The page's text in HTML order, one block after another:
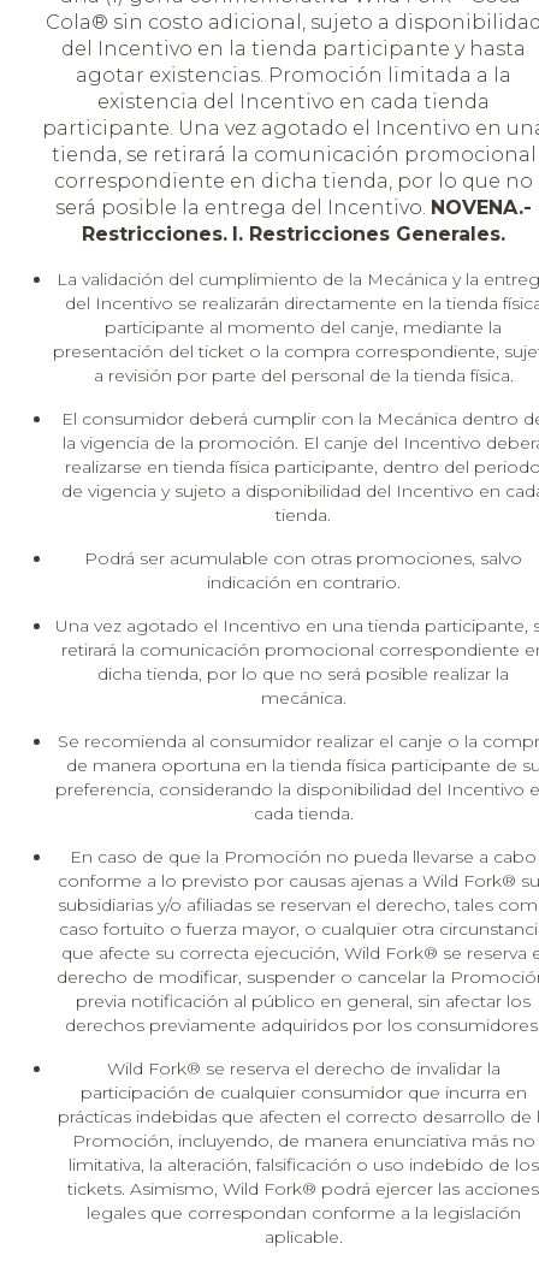
Cola® sin costo adicional, sujeto a
del Incentivo en la tienda participante y hasta
agotar existencias. Promoción limitada a la
existencia del Incentivo en cada tienda
participante. Una vez agotado el Incentivo en
tienda, se retirará la comunicación promocional
correspondiente en dicha tienda, por lo que no
será posible la entrega del Incentivo. NOVENA.-
Restricciones. I. Restricciones Generales.
La validación del cumplimiento de la Mecánica y la
del Incentivo se realizarán directamente en la tienda
participante al momento del canje, mediante la
presentación del ticket o la compra correspondiente,
a revisión por parte del personal de la tienda física.
El consumidor deberá cumplir con la Mecánica dentro
la vigencia de la promoción. El canje del Incentivo
realizarse en tienda física participante, dentro del
de vigencia y sujeto a disponibilidad del Incentivo en
tienda.
Podrá ser acumulable con otras promociones, salvo
indicación en contrario.
Una vez agotado el Incentivo en una tienda participante,
retirará la comunicación promocional correspondiente
dicha tienda, por lo que no será posible realizar la
mecánica.
Se recomienda al consumidor realizar el canje o la
de manera oportuna en la tienda física participante de
preferencia, considerando la disponibilidad del Incentivo
cada tienda.
En caso de que la Promoción no pueda llevarse a cabo
conforme a lo previsto por causas ajenas a Wild Fork®
subsidiarias y/o afiliadas se reservan el derecho, tales
caso fortuito o fuerza mayor, o cualquier otra
que afecte su correcta ejecución, Wild Fork® se reserva
derecho de modificar, suspender o cancelar la
previa notificación al público en general, sin afectar los
derechos previamente adquiridos por los
Wild Fork® se reserva el derecho de invalidar la
participación de cualquier consumidor que incurra en
prácticas indebidas que afecten el correcto desarrollo de
Promoción, incluyendo, de manera enunciativa más no
limitativa, la alteración, falsificación o uso indebido de los
tickets. Asimismo, Wild Fork® podrá ejercer las acciones
legales que correspondan conforme a la legislación
aplicable.